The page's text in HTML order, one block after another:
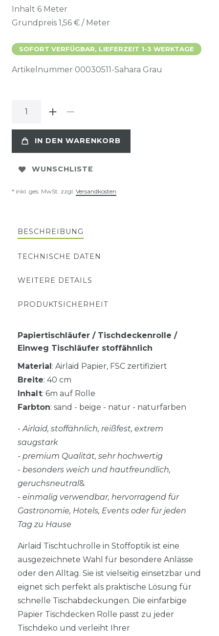
Inhalt 6 Meter
Grundpreis 1,56 € / Meter
SOFORT VERFÜGBAR, LIEFERZEIT 1-3 WERKTAGE
Artikelnummer 00030511-Sahara Grau
IN DEN WARENKORB
WUNSCHLISTE
* inkl. ges. MwSt. zzgl. Versandkosten
BESCHREIBUNG
TECHNISCHE DATEN
WEITERE DETAILS
PRODUKTSICHERHEIT
Papiertischläufer / Tischdeckenrolle /
Einweg Tischläufer stoffähnlich
Material: Airlaid Papier, FSC zertifiziert
Breite: 40 cm
Inhalt: 6m auf Rolle
Farbton: sand - beige - natur - naturfarben
- Airlaid, stoffähnlich, reißfest, extrem
saugstark
- premium Qualität, sehr hochwertig
- besonders weich und hautfreundlich,
geruchsneutral&
- einmalig verwendbar, hervorragend für
Gastronomie, Hotels, Events oder für jeden
Tag zu Hause
Airlaid Tischtuchrolle in Stoffoptik ist eine
ausgezeichnete Wahl für besondere Anlässe
oder den Alltag. Sie ist vielseitig einsetzbar und
eignet sich perfekt als praktische Lösung für
schnelle Tischabdeckungen. Die einfarbige
Papier Tischdecken Rolle passt zu jeder
Tischdeko und verleiht Ihrer